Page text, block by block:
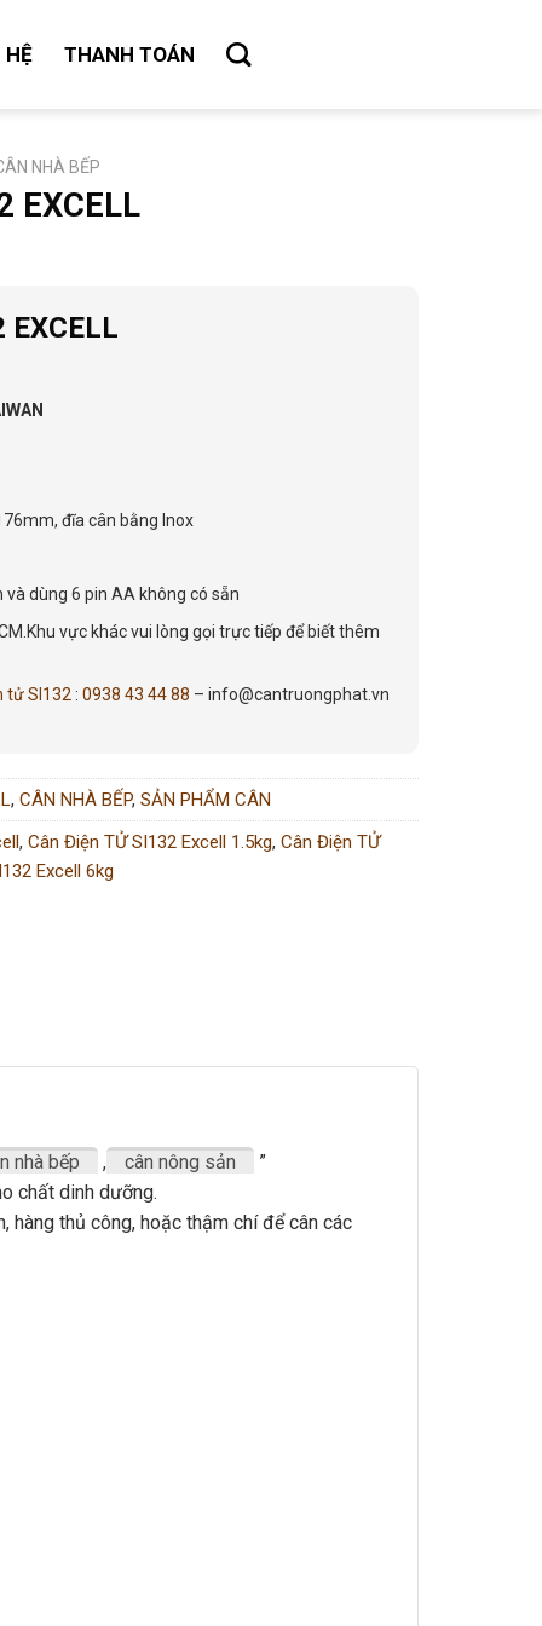
HỆ THANH TOÁN
NHÀ BẾP
EXCELL
đĩa cân bằng Inox
và dùng 6 pin AA không có sẵn
vực khác vui lòng gọi trực tiếp để biết thêm
tử SI132 :0938 43 44 88 – info@cantruongphat.vn
, CÂN NHÀ BẾP, SẢN PHẨM CÂN
, Cân Điện TỬ SI132 Excell 1.5kg, Cân Điện TỬ
Excell 6kg
nhà bếp , cân nông sản
”
chất dinh dưỡng.
thủ công, hoặc thậm chí để cân các